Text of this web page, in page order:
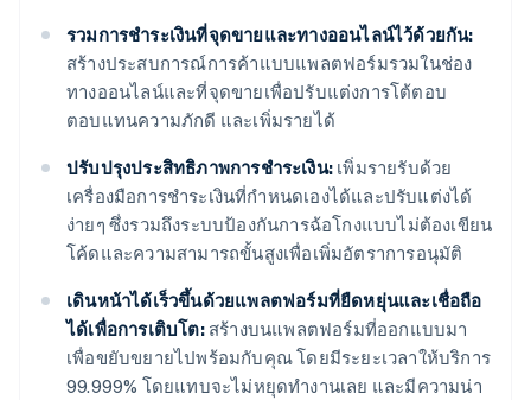
รวมการชำระเงินที่จุดขายและทางออนไลน์ไว้ด้วยกัน:
สร้างประสบการณ์การค้าแบบแพลตฟอร์มรวมในช่อง
ทางออนไลน์และที่จุดขายเพื่อปรับแต่งการโต้ตอบ
ตอบแทนความภักดี และเพิ่มรายได้
ปรับปรุงประสิทธิภาพการชำระเงิน: เพิ่มรายรับด้วย
เครื่องมือการชำระเงินที่กำหนดเองได้และปรับแต่งได้
ง่ายๆ ซึ่งรวมถึงระบบป้องกันการฉ้อโกงแบบไม่ต้องเขียน
โค้ดและความสามารถขั้นสูงเพื่อเพิ่มอัตราการอนุมัติ
เดินหน้าได้เร็วขึ้นด้วยแพลตฟอร์มที่ยืดหยุ่นและเชื่อถือ
ได้เพื่อการเติบโต:สร้างบนแพลตฟอร์มที่ออกแบบมา
เพื่อขยับขยายไปพร้อมกับคุณ โดยมีระยะเวลาให้บริการ
99.999% โดยแทบจะไม่หยุดทำงานเลย และมีความน่า